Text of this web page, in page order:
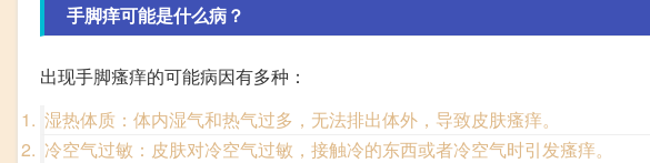
手脚痒可能是什么病？
出现手脚瘙痒的可能病因有多种：
湿热体质：体内湿气和热气过多，无法排出体外，导致皮肤瘙痒。
冷空气过敏：皮肤对冷空气过敏，接触冷的东西或者冷空气时引发瘙痒。